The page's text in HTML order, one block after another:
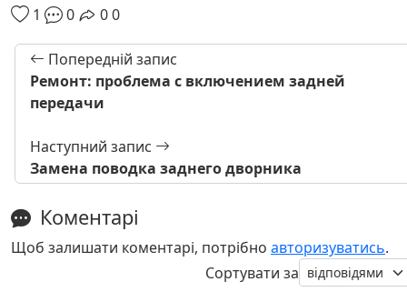
1
0 00
Попередній запис
Ремонт: проблема с включением задней
передачи
Наступний запис
Замена поводка заднего дворника
Коментарі
Щоб залишати коментарі, потрібно авторизуватись.
Сортувати за